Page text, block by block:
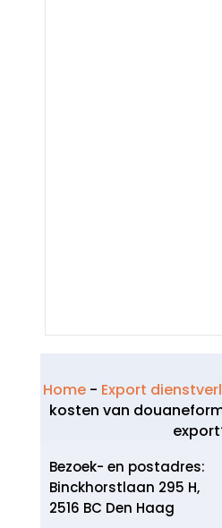
Home - Export
kosten van
Bezoek- en postadres:
Binckhorstlaan 295 H,
2516 BC Den Haag